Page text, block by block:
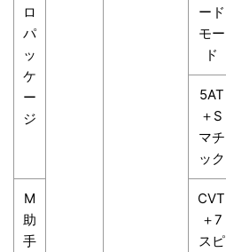
ロ
パ
ッ
ケ
ー
ジ
ード
モー
ド
5AT
＋S
マチ
ック
M
助
手
CVT
＋7
スピ